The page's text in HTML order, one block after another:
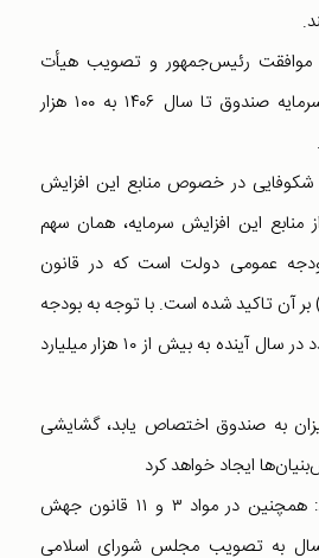
موافقت رئیس‌جمهور و تصویب هیأت
امنای صندوق مقرر شد سرمایه صندوق تا سال ۱۴۰۶ به ۱۰۰ هزار
در خصوص منابع این افزایش
منابع این افزایش سرمایه، همان سهم
عمومی دولت است که در قانون
(مصوب ۱۳۸۹) بر آن تاکید شده است. با توجه به بودجه
عمومی سال ۱۴۰۲، این عدد در سال آینده به بیش از ۱۰ هزار میلیارد
به صندوق اختصاص یابد، گشایشی
ایجاد خواهد کرد
ملکی فر خاطر نشان کرد: همچنین در مواد ۳ و ۱۱ قانون جهش
به تصویب مجلس شورای اسلامی